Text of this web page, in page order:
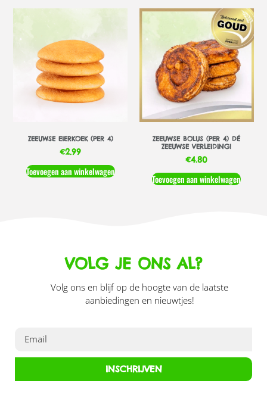
ZEEUWSE EIERKOEK (PER 4)
€2.99
Toevoegen aan winkelwagen
ZEEUWSE BOLUS (PER 4) DÉ
ZEEUWSE VERLEIDING!
€4.80
Toevoegen aan winkelwagen
VOLG JE ONS AL?
Volg ons en blijf op de hoogte van de laatste
aanbiedingen en nieuwtjes!
INSCHRIJVEN